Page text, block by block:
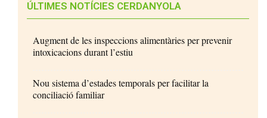
ÚLTIMES NOTÍCIES CERDANYOLA
Augment de les inspeccions alimentàries per prevenir
intoxicacions durant l’estiu
Nou sistema d’estades temporals per facilitar la
conciliació familiar